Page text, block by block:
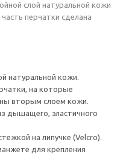
слой натуральной кожи
перчатки сделана
натуральной кожи.
на которые
вторым слоем кожи.
дышащего, эластичного
на липучке (Velcro).
для крепления